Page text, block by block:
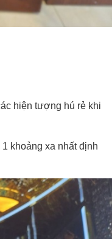
hiện tượng hú rẻ khi
khoảng xa nhất định